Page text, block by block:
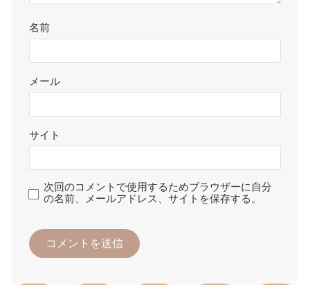
名前
メール
サイト
次回のコメントで使用するためブラウザーに自分
の名前、メールアドレス、サイトを保存する。